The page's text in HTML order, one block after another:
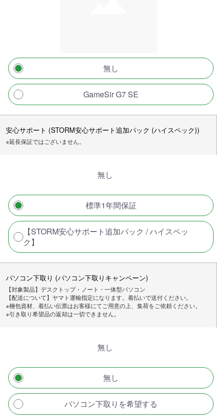
無し
GameSir G7 SE
安心サポート (STORM安心サポート追加パック (ハイスペック))
※延長保証ではございません。
無し
標準1年間保証
【STORM安心サポート追加パック / ハイスペッ
ク】
パソコン下取り (パソコン下取りキャンペーン)
【対象製品】デスクトップ・ノート・一体型パソコン
【配送について】ヤマト運輸指定になります。着払いで送付ください。
※梱包資材、着払い伝票はお客様にてご用意の上、集荷をご依頼ください。
※引き取り希望品の返却は一切できません。
無し
無し
パソコン下取りを希望する